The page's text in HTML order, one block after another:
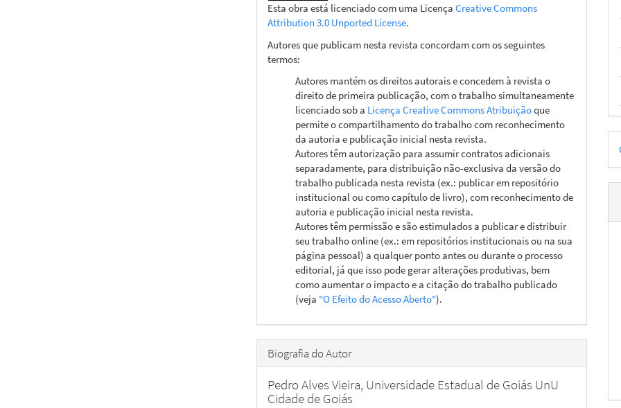
Esta obra está licenciado com uma LicençaCreative Commons
Attribution 3.0 Unported License.
Autores que publicam nesta revista concordam com os seguintes
termos:
Autores mantém os direitos autorais e concedem à revista o
direito de primeira publicação, com o trabalho simultaneamente
licenciado sob a Licença Creative Commons Atribuiçãoque
permite o compartilhamento do trabalho com reconhecimento
da autoria e publicação inicial nesta revista.
Autores têm autorização para assumir contratos adicionais
separadamente, para distribuição não-exclusiva da versão do
trabalho publicada nesta revista (ex.: publicar em repositório
institucional ou como capítulo de livro), com reconhecimento de
autoria e publicação inicial nesta revista.
Autores têm permissão e são estimulados a publicar e distribuir
seu trabalho online (ex.: em repositórios institucionais ou na sua
página pessoal) a qualquer ponto antes ou durante o processo
editorial, já que isso pode gerar alterações produtivas, bem
como aumentar o impacto e a citação do trabalho publicado
(veja "O Efeito do Acesso Aberto").
Biografia do Autor
Pedro Alves Vieira, Universidade Estadual de Goiás UnU
Cidade de Goiás